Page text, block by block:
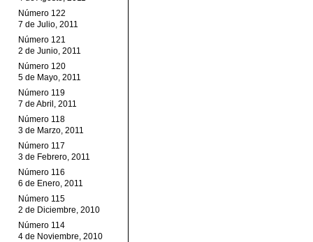
Número 122
7 de Julio, 2011
Número 121
2 de Junio, 2011
Número 120
5 de Mayo, 2011
Número 119
7 de Abril, 2011
Número 118
3 de Marzo, 2011
Número 117
3 de Febrero, 2011
Número 116
6 de Enero, 2011
Número 115
2 de Diciembre, 2010
Número 114
4 de Noviembre, 2010